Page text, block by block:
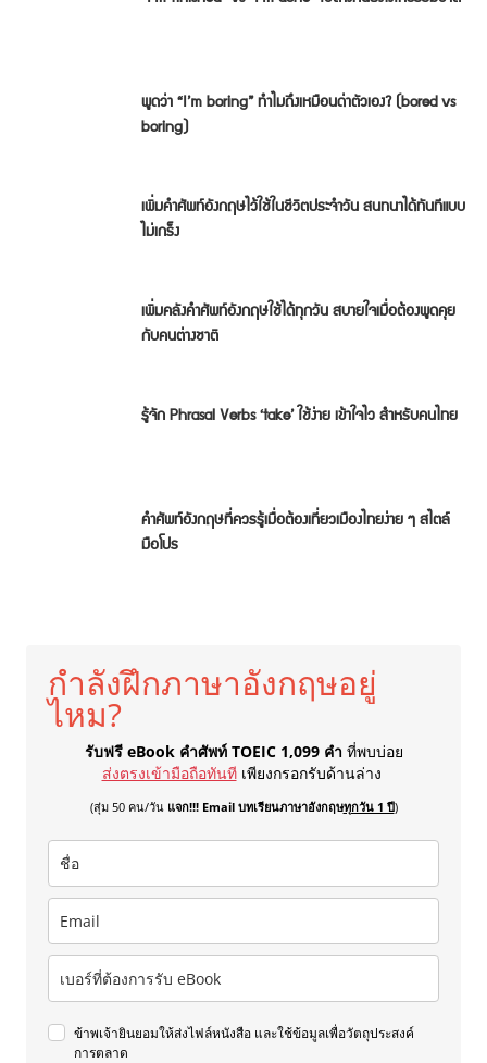
พูดว่า “I’m boring” ทำไมถึงเหมือนด่าตัวเอง? (bored vs
boring)
เพิ่มคำศัพท์อังกฤษไว้ใช้ในชีวิตประจำวัน สนทนาได้ทันทีแบบ
ไม่เกร็ง
เพิ่มคลังคำศัพท์อังกฤษใช้ได้ทุกวัน สบายใจเมื่อต้องพูดคุย
กับคนต่างชาติ
รู้จัก Phrasal Verbs ‘take’ ใช้ง่าย เข้าใจไว สำหรับคนไทย
คำศัพท์อังกฤษที่ควรรู้เมื่อต้องเที่ยวเมืองไทยง่าย ๆ สไตล์
มือโปร
กำลังฝึกภาษาอังกฤษอยู่
ไหม?
รับฟรี eBook คำศัพท์ TOEIC 1,099 คำ ที่พบบ่อย
ส่งตรงเข้ามือถือทันที เพียงกรอกรับด้านล่าง
(สุ่ม 50 คน/วัน แจก!!! Email บทเรียนภาษาอังกฤษทุกวัน 1 ปี)
ข้าพเจ้ายินยอมให้ส่งไฟล์หนังสือ และใช้ข้อมูลเพื่อวัตถุประสงค์
การตลาด